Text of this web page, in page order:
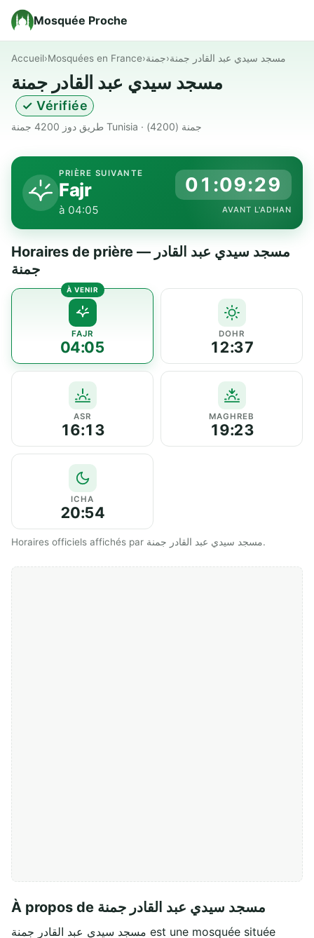
Mosquée Proche
Accueil›Mosquées en France›جمنة›مسجد سيدي عبد القادر جمنة
مسجد سيدي عبد القادر جمنة
✓ Vérifiée
طريق دوز 4200 جمنة Tunisia · جمنة (4200)
PRIÈRE SUIVANTE
Fajr
à 04:05
01:09:29
AVANT L'ADHAN
Horaires de prière — مسجد سيدي عبد القادر
جمنة
FAJR
04:05
DOHR
12:37
ASR
16:13
MAGHREB
19:23
ICHA
20:54
Horaires officiels affichés par مسجد سيدي عبد القادر جمنة.
À propos de مسجد سيدي عبد القادر جمنة
مسجد سيدي عبد القادر جمنة est une mosquée située